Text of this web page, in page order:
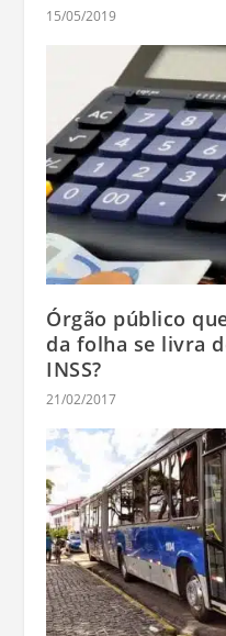
15/05/2019
Órgão público
da folha se livra
INSS?
21/02/2017